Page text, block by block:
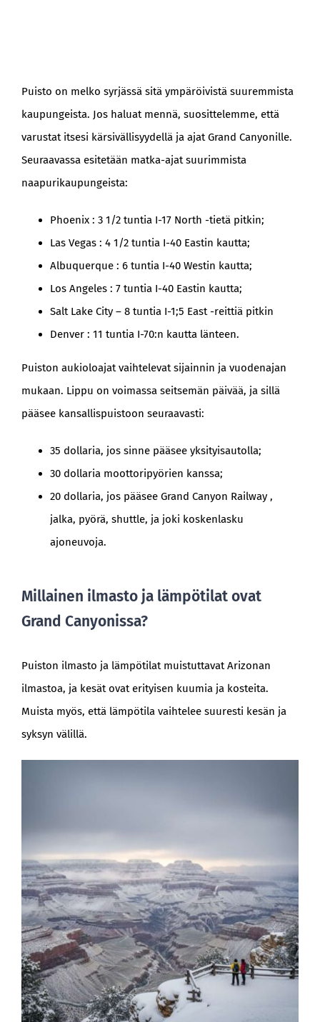
Puisto on melko syrjässä sitä ympäröivistä suuremmista
kaupungeista. Jos haluat mennä, suosittelemme, että
varustat itsesi kärsivällisyydellä ja ajat Grand Canyonille.
Seuraavassa esitetään matka-ajat suurimmista
naapurikaupungeista:
Phoenix : 3 1/2 tuntia I-17 North -tietä pitkin;
Las Vegas : 4 1/2 tuntia I-40 Eastin kautta;
Albuquerque : 6 tuntia I-40 Westin kautta;
Los Angeles : 7 tuntia I-40 Eastin kautta;
Salt Lake City – 8 tuntia I-1;5 East -reittiä pitkin
Denver : 11 tuntia I-70:n kautta länteen.
Puiston aukioloajat vaihtelevat sijainnin ja vuodenajan
mukaan. Lippu on voimassa seitsemän päivää, ja sillä
pääsee kansallispuistoon seuraavasti:
35 dollaria, jos sinne pääsee yksityisautolla;
30 dollaria moottoripyörien kanssa;
20 dollaria, jos pääsee Grand Canyon Railway ,
jalka, pyörä, shuttle, ja joki koskenlasku
ajoneuvoja.
Millainen ilmasto ja lämpötilat ovat
Grand Canyonissa?
Puiston ilmasto ja lämpötilat muistuttavat Arizonan
ilmastoa, ja kesät ovat erityisen kuumia ja kosteita.
Muista myös, että lämpötila vaihtelee suuresti kesän ja
syksyn välillä.